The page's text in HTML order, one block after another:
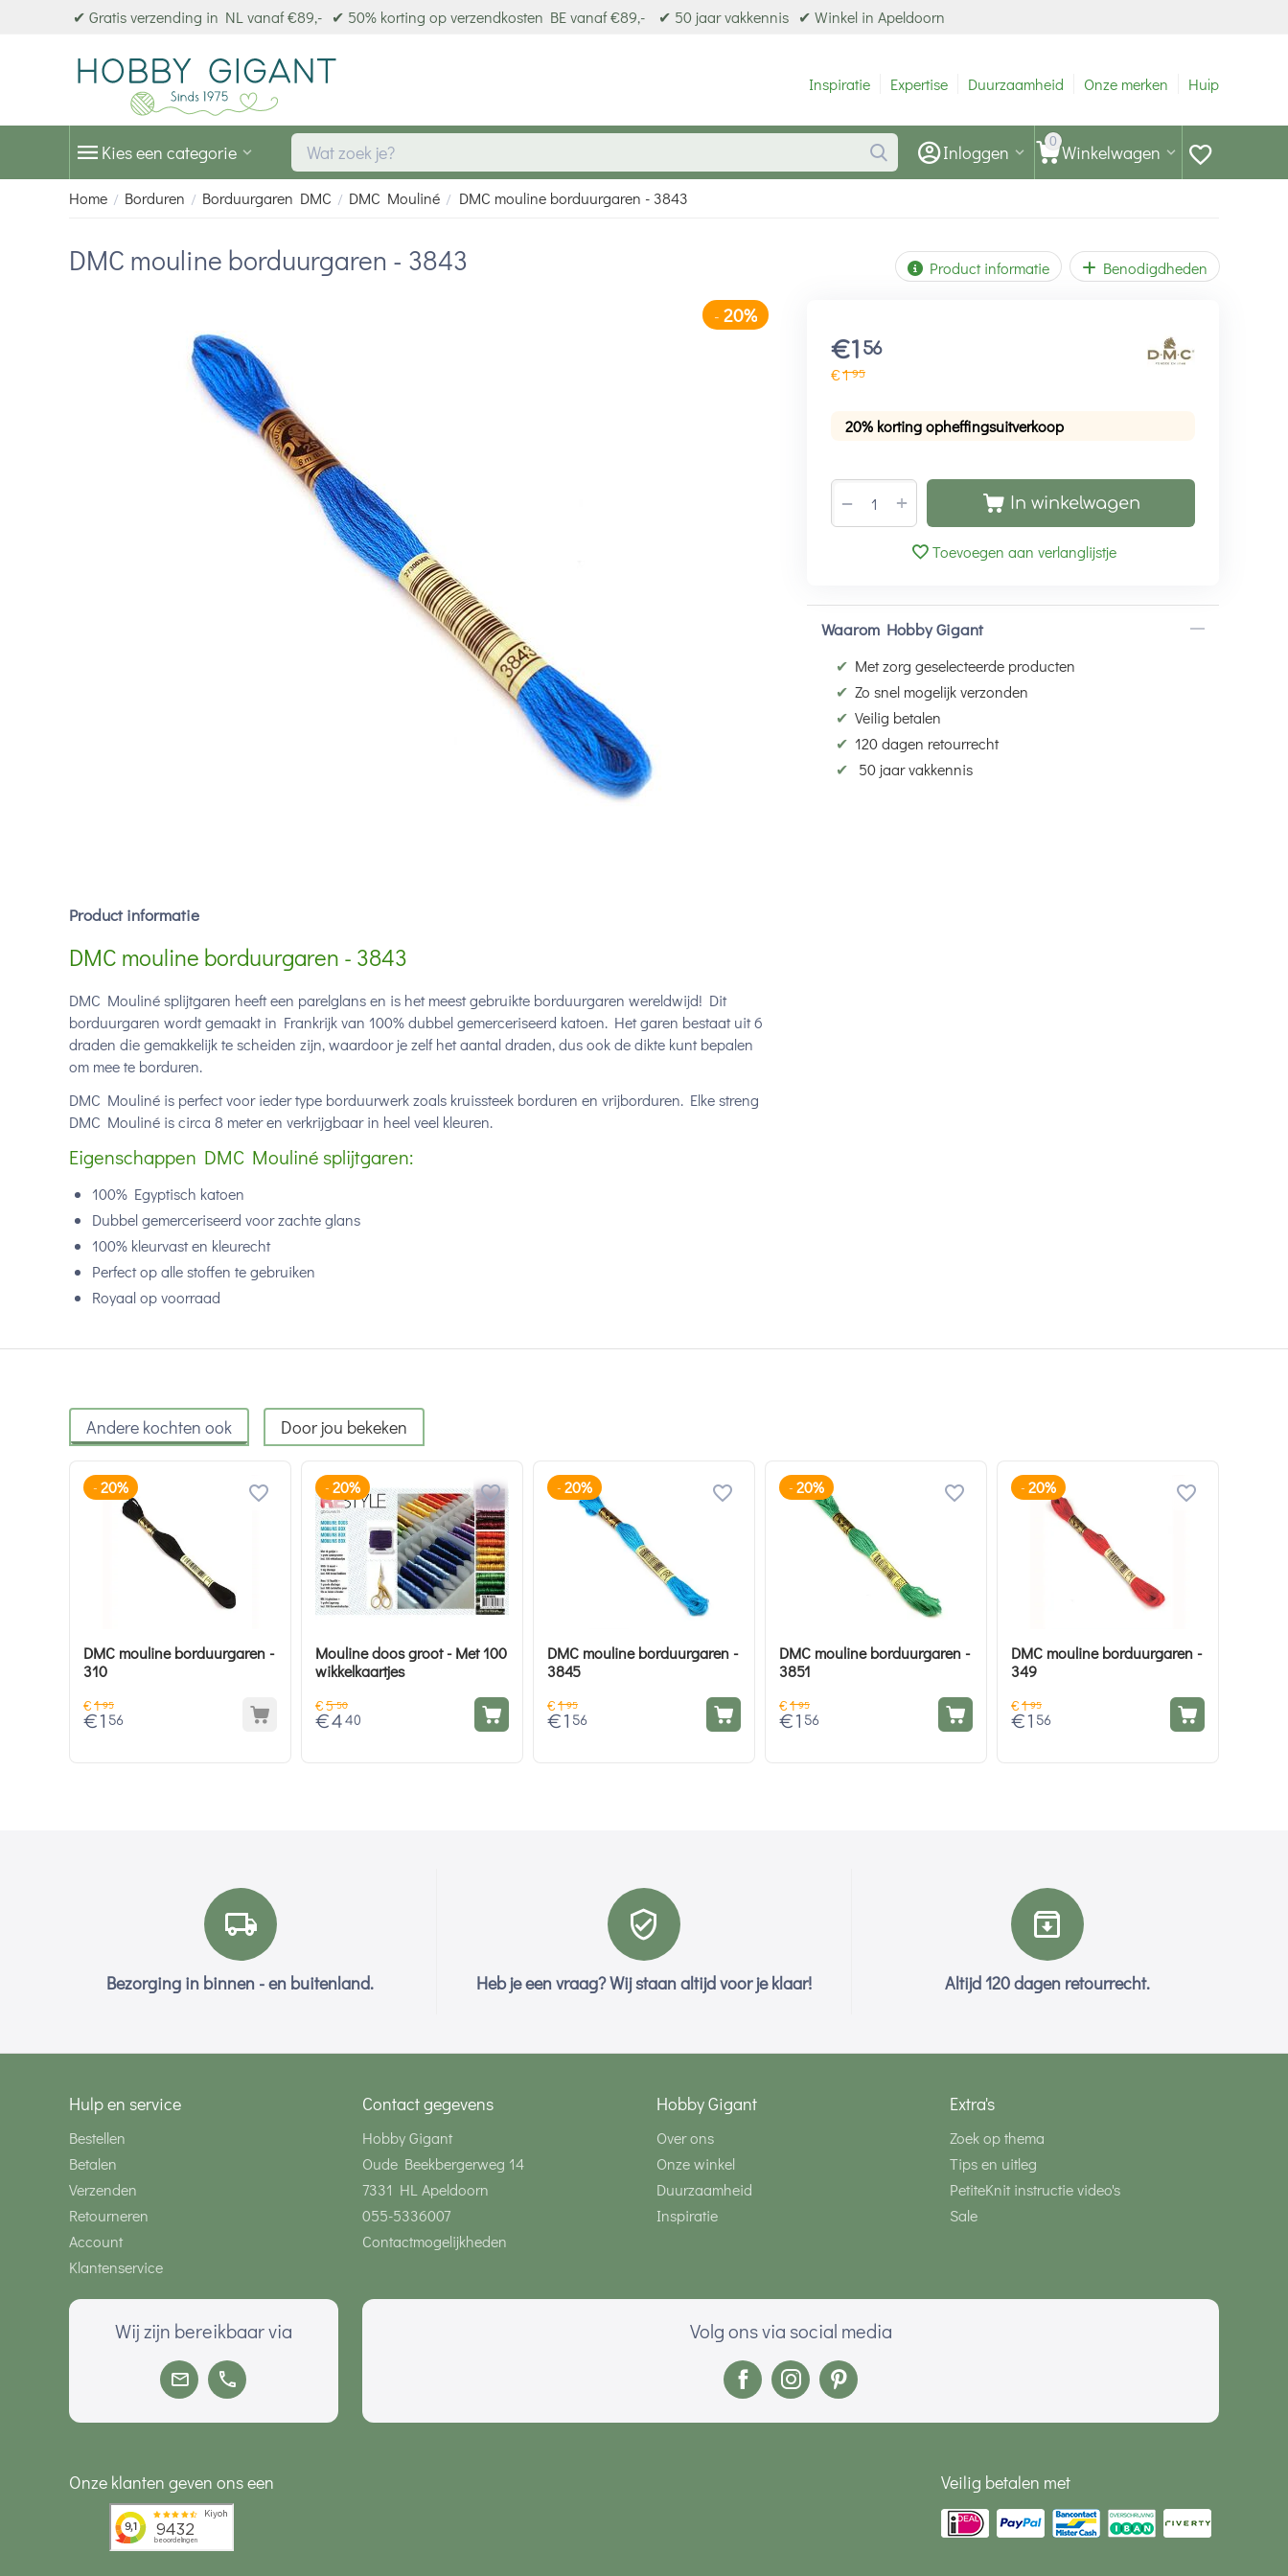
✔ Gratis verzending in NL vanaf €89,- ✔ 50% korting op verzendkosten BE vanaf €89,- ✔ 50 jaar vakkennis ✔ Winkel in Apeldoorn
Inspiratie Expertise Duurzaamheid Onze merken Hulp
Kies een categorie 0 Winkelwagen
Inloggen
Home / Borduren / Borduurgaren DMC / DMC Mouliné / DMC mouline borduurgaren - 3843
DMC mouline borduurgaren - 3843 Product informatie Benodigdheden
€1 56
€195
20% korting opheffingsuitverkoop
+
− In winkelwagen
Toevoegen aan verlanglijstje
Waarom Hobby Gigant
✔ Met zorg geselecteerde producten
✔ Zo snel mogelijk verzonden
✔ Veilig betalen
✔ 120 dagen retourrecht
✔
50 jaar vakkennis
Product informatie
DMC mouline borduurgaren - 3843
DMC Mouliné splijtgaren heeft een parelglans en is het meest gebruikte borduurgaren wereldwijd! Dit
borduurgaren wordt gemaakt in Frankrijk van 100% dubbel gemerceriseerd katoen. Het garen bestaat uit 6
draden die gemakkelijk te scheiden zijn, waardoor je zelf het aantal draden, dus ook de dikte kunt bepalen
om mee te borduren.
DMC Mouliné is perfect voor ieder type borduurwerk zoals kruissteek borduren en vrijborduren. Elke streng
DMC Mouliné is circa 8 meter en verkrijgbaar in heel veel kleuren.
Eigenschappen DMC Mouliné splijtgaren:
100% Egyptisch katoen
Dubbel gemerceriseerd voor zachte glans
100% kleurvast en kleurecht
Perfect op alle stoffen te gebruiken
Royaal op voorraad
Andere kochten ook Door jou bekeken
- 20%
DMC mouline borduurgaren -
310
€1 95
€1 56
- 20%
Mouline doos groot - Met 100
wikkelkaartjes
€5 50
€4 40
- 20%
DMC mouline borduurgaren -
3845
€1 95
€1 56
- 20%
DMC mouline borduurgaren -
3851
€1 95
€1 56
- 20%
DMC mouline borduurgaren -
349
€1 95
€1 56
Bezorging in binnen - en buitenland. Heb je een vraag? Wij staan altijd voor je klaar! Altijd 120 dagen retourrecht.
Hulp en service
Bestellen
Betalen
Verzenden
Retourneren
Account
Klantenservice
Contact gegevens
Hobby Gigant
Oude Beekbergerweg 14
7331 HL Apeldoorn
055-5336007
Contactmogelijkheden
Hobby Gigant
Over ons
Onze winkel
Duurzaamheid
Inspiratie
Extra's
Zoek op thema
Tips en uitleg
PetiteKnit instructie video's
Sale
Wij zijn bereikbaar via Volg ons via social media
Onze klanten geven ons een Veilig betalen met